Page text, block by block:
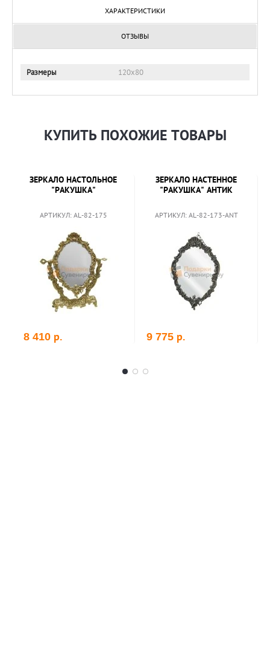
ХАРАКТЕРИСТИКИ
ОТЗЫВЫ
Размеры 120х80
КУПИТЬ ПОХОЖИЕ ТОВАРЫ
ЗЕРКАЛО НАСТОЛЬНОЕ
"РАКУШКА"
АРТИКУЛ: AL-82-175
8 410 р.
ЗЕРКАЛО НАСТЕННОЕ
"РАКУШКА" АНТИК
АРТИКУЛ: AL-82-173-ANT
9 775 р.
корзину